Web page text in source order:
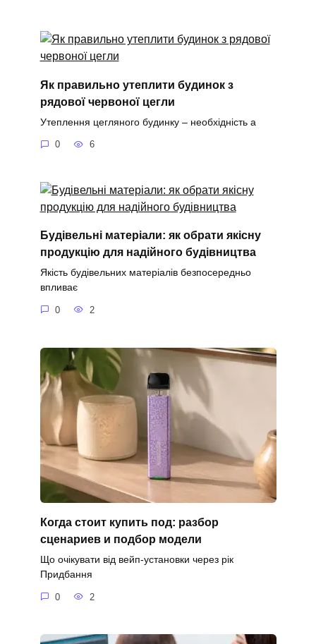
Як правильно утеплити будинок з
рядової червоної цегли
Утеплення цегляного будинку – необхідність а
0 6
Будівельні матеріали: як обрати якісну
продукцію для надійного будівництва
Якість будівельних матеріалів безпосередньо
впливає
0 2
Когда стоит купить под: разбор
сценариев и подбор модели
Що очікувати від вейп-установки через рік
Придбання
0 2